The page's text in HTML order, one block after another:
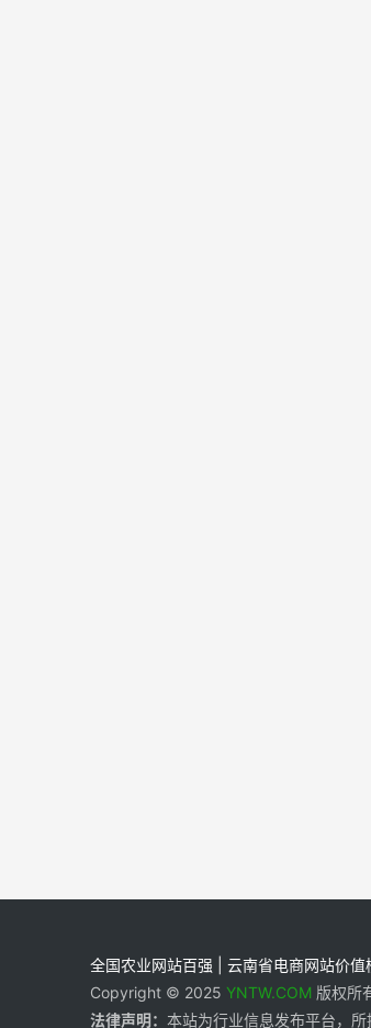
全国农业网站百强 | 云南省电商网站价值
Copyright © 2025 YNTW.COM 版权所
法律声明： 本站为行业信息发布平台，